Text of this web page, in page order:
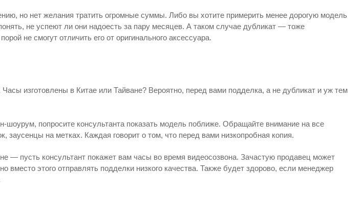
но нет желания тратить огромные суммы. Либо вы хотите примерить менее дорогую модель
не успеют ли они надоесть за пару месяцев. А таком случае дубликат — тоже
не смогут отличить его от оригинального аксессуара.
изготовлены в Китае или Тайване? Вероятно, перед вами подделка, а не дубликат и уж тем
шоурум, попросите консультанта показать модель поближе. Обращайте внимание на все
заусенцы на метках. Каждая говорит о том, что перед вами низкопробная копия.
— пусть консультант покажет вам часы во время видеосозвона. Зачастую продавец может
вместо этого отправлять подделки низкого качества. Также будет здорово, если менеджер